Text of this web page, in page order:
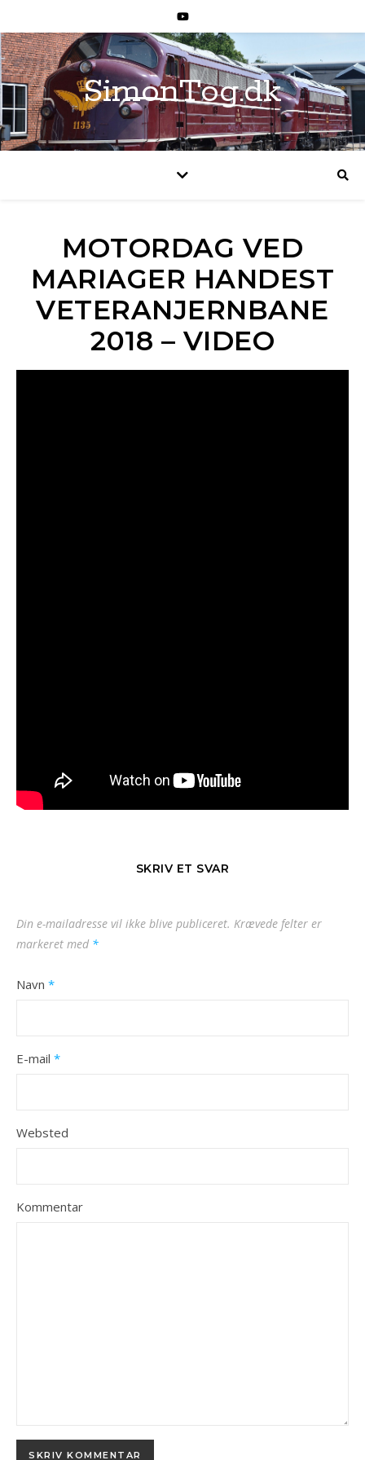
SimonTog.dk
MOTORDAG VED
MARIAGER HANDEST
VETERANJERNBANE
2018 – VIDEO
SKRIV ET SVAR
Din e-mailadresse vil ikke blive publiceret. Krævede felter er
markeret med *
Navn *
E-mail *
Websted
Kommentar